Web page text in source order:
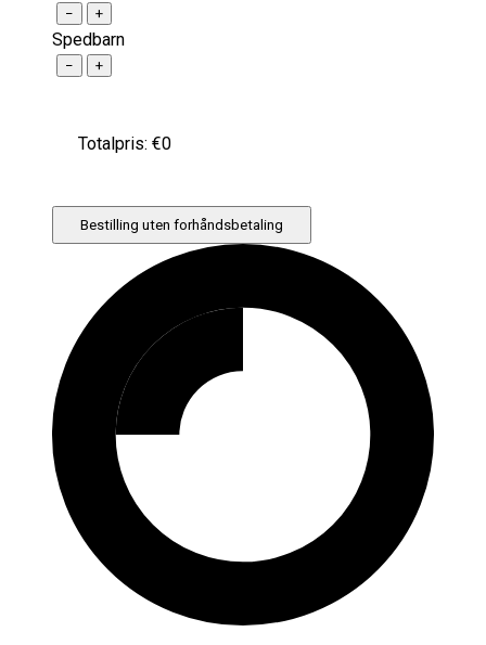
− +
Spedbarn
− +
Totalpris: €0
Bestilling uten forhåndsbetaling